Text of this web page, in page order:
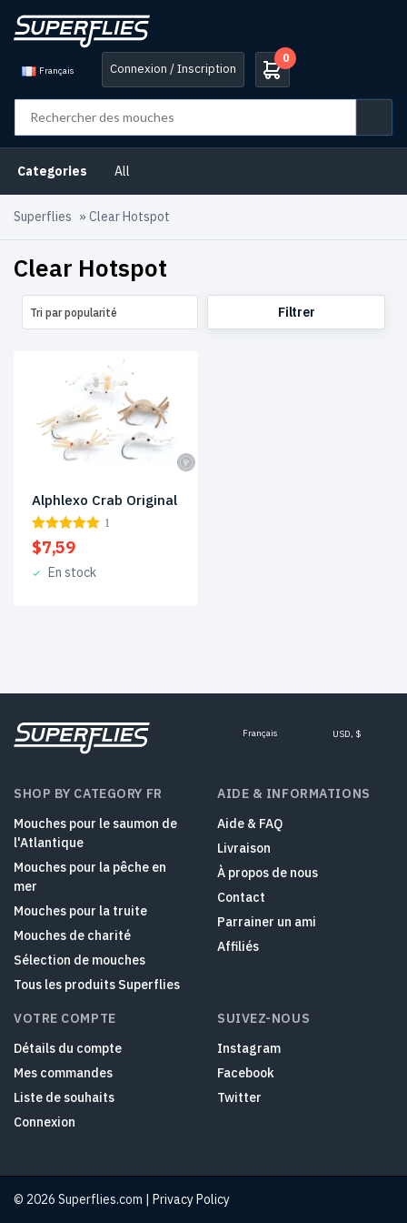
Français Connexion / Inscription
0
Categories All
Superflies » Clear Hotspot
Clear Hotspot
Tri par popularité Filtrer
Alphlexo Crab Original
1
$7,59
En stock
Français USD, $
SHOP BY CATEGORY FR
Mouches pour le saumon de
l'Atlantique
Mouches pour la pêche en
mer
Mouches pour la truite
Mouches de charité
Sélection de mouches
Tous les produits Superflies
AIDE & INFORMATIONS
Aide & FAQ
Livraison
À propos de nous
Contact
Parrainer un ami
Affiliés
VOTRE COMPTE
Détails du compte
Mes commandes
Liste de souhaits
Connexion
SUIVEZ-NOUS
Instagram
Facebook
Twitter
© 2026 Superflies.com | Privacy Policy